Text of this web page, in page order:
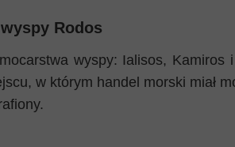
Rodos
wyspy: Ialisos, Kamiros
w którym handel morski miał